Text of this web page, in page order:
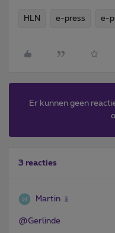
HLN e-press e-
Er kunnen geen
3 reacties
Martin
@Gerlinde